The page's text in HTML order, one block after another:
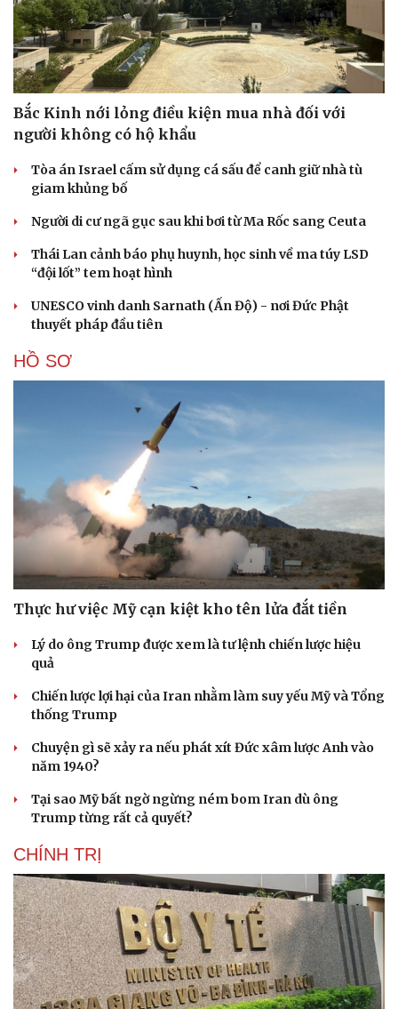
Cải chính
Bắc Kinh nới lỏng điều kiện mua nhà đối với
người không có hộ khẩu
Tòa án Israel cấm sử dụng cá sấu để canh giữ nhà tù
giam khủng bố
Người di cư ngã gục sau khi bơi từ Ma Rốc sang Ceuta
Thái Lan cảnh báo phụ huynh, học sinh về ma túy LSD
“đội lốt” tem hoạt hình
UNESCO vinh danh Sarnath (Ấn Độ) - nơi Đức Phật
thuyết pháp đầu tiên
HỒ SƠ
Thực hư việc Mỹ cạn kiệt kho tên lửa đắt tiền
Lý do ông Trump được xem là tư lệnh chiến lược hiệu
quả
Chiến lược lợi hại của Iran nhằm làm suy yếu Mỹ và Tổng
thống Trump
Chuyện gì sẽ xảy ra nếu phát xít Đức xâm lược Anh vào
năm 1940?
Tại sao Mỹ bất ngờ ngừng ném bom Iran dù ông
Trump từng rất cả quyết?
CHÍNH TRỊ